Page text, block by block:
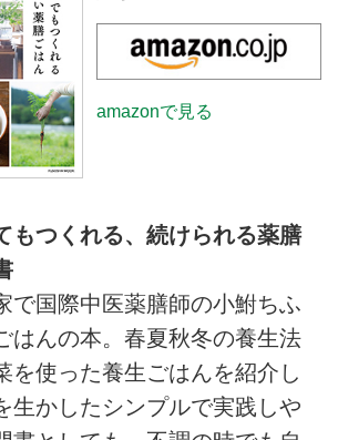
amazonで見る
もつくれる、続けられる薬膳
で国際中医薬膳師の小鮒ちふ
はんの本。春夏秋冬の養生法
を使った養生ごはんを紹介し
生かしたシンプルで実践しや